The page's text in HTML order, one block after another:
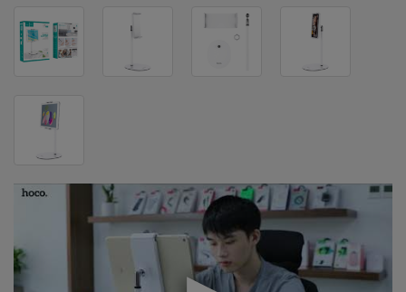
KLIMATIZACIJA
GAME